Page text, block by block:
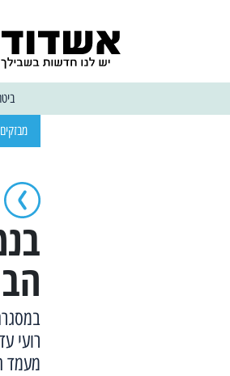
מבזקים
רועי
מעמד